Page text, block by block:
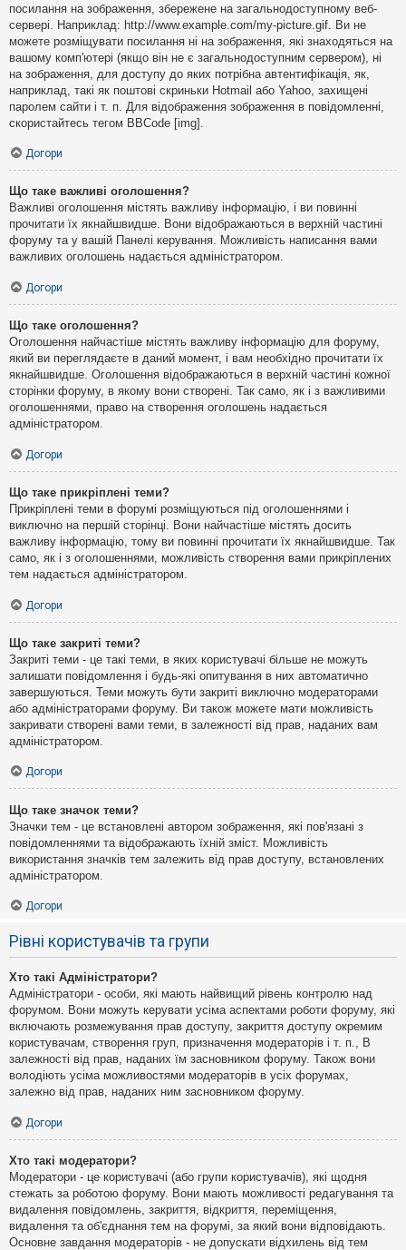
посилання на зображення, збережене на загальнодоступному веб-
сервері. Наприклад: http://www.example.com/my-picture.gif. Ви не
можете розміщувати посилання ні на зображення, які знаходяться на
вашому комп'ютері (якщо він не є загальнодоступним сервером), ні
на зображення, для доступу до яких потрібна автентифікація, як,
наприклад, такі як поштові скриньки Hotmail або Yahoo, захищені
паролем сайти і т. п. Для відображення зображення в повідомленні,
скористайтесь тегом BBCode [img].
Догори
Що таке важливі оголошення?
Важливі оголошення містять важливу інформацію, і ви повинні
прочитати їх якнайшвидше. Вони відображаються в верхній частині
форуму та у вашій Панелі керування. Можливість написання вами
важливих оголошень надається адміністратором.
Догори
Що таке оголошення?
Оголошення найчастіше містять важливу інформацію для форуму,
який ви переглядаєте в даний момент, і вам необхідно прочитати їх
якнайшвидше. Оголошення відображаються в верхній частині кожної
сторінки форуму, в якому вони створені. Так само, як і з важливими
оголошеннями, право на створення оголошень надається
адміністратором.
Догори
Що таке прикріплені теми?
Прикріплені теми в форумі розміщуються під оголошеннями і
виключно на першій сторінці. Вони найчастіше містять досить
важливу інформацію, тому ви повинні прочитати їх якнайшвидше. Так
само, як і з оголошеннями, можливість створення вами прикріплених
тем надається адміністратором.
Догори
Що таке закриті теми?
Закриті теми - це такі теми, в яких користувачі більше не можуть
залишати повідомлення і будь-які опитування в них автоматично
завершуються. Теми можуть бути закриті виключно модераторами
або адміністраторами форуму. Ви також можете мати можливість
закривати створені вами теми, в залежності від прав, наданих вам
адміністратором.
Догори
Що таке значок теми?
Значки тем - це встановлені автором зображення, які пов'язані з
повідомленнями та відображають їхній зміст. Можливість
використання значків тем залежить від прав доступу, встановлених
адміністратором.
Догори
Рівні користувачів та групи
Хто такі Адміністратори?
Адміністратори - особи, які мають найвищий рівень контролю над
форумом. Вони можуть керувати усіма аспектами роботи форуму, які
включають розмежування прав доступу, закриття доступу окремим
користувачам, створення груп, призначення модераторів і т. п., В
залежності від прав, наданих їм засновником форуму. Також вони
володіють усіма можливостями модераторів в усіх форумах,
залежно від прав, наданих ним засновником форуму.
Догори
Хто такі модератори?
Модератори - це користувачі (або групи користувачів), які щодня
стежать за роботою форуму. Вони мають можливості редагування та
видалення повідомлень, закриття, відкриття, переміщення,
видалення та об'єднання тем на форумі, за який вони відповідають.
Основне завдання модераторів - не допускати відхилень від тем